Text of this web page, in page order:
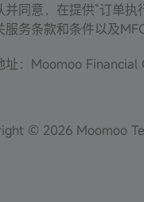
并同意，在提供“订单
服务条款和条件以及
址：Moomoo
© 2026 Moomoo